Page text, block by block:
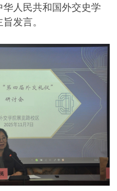
华人民共和国外交史学
旨发言。